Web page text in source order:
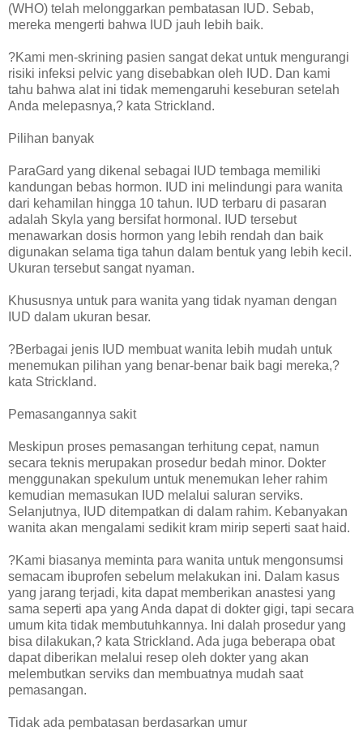
(WHO) telah melonggarkan pembatasan IUD. Sebab,
mereka mengerti bahwa IUD jauh lebih baik.
?Kami men-skrining pasien sangat dekat untuk mengurangi
risiki infeksi pelvic yang disebabkan oleh IUD. Dan kami
tahu bahwa alat ini tidak memengaruhi keseburan setelah
Anda melepasnya,? kata Strickland.
Pilihan banyak
ParaGard yang dikenal sebagai IUD tembaga memiliki
kandungan bebas hormon. IUD ini melindungi para wanita
dari kehamilan hingga 10 tahun. IUD terbaru di pasaran
adalah Skyla yang bersifat hormonal. IUD tersebut
menawarkan dosis hormon yang lebih rendah dan baik
digunakan selama tiga tahun dalam bentuk yang lebih kecil.
Ukuran tersebut sangat nyaman.
Khususnya untuk para wanita yang tidak nyaman dengan
IUD dalam ukuran besar.
?Berbagai jenis IUD membuat wanita lebih mudah untuk
menemukan pilihan yang benar-benar baik bagi mereka,?
kata Strickland.
Pemasangannya sakit
Meskipun proses pemasangan terhitung cepat, namun
secara teknis merupakan prosedur bedah minor. Dokter
menggunakan spekulum untuk menemukan leher rahim
kemudian memasukan IUD melalui saluran serviks.
Selanjutnya, IUD ditempatkan di dalam rahim. Kebanyakan
wanita akan mengalami sedikit kram mirip seperti saat haid.
?Kami biasanya meminta para wanita untuk mengonsumsi
semacam ibuprofen sebelum melakukan ini. Dalam kasus
yang jarang terjadi, kita dapat memberikan anastesi yang
sama seperti apa yang Anda dapat di dokter gigi, tapi secara
umum kita tidak membutuhkannya. Ini dalah prosedur yang
bisa dilakukan,? kata Strickland. Ada juga beberapa obat
dapat diberikan melalui resep oleh dokter yang akan
melembutkan serviks dan membuatnya mudah saat
pemasangan.
Tidak ada pembatasan berdasarkan umur